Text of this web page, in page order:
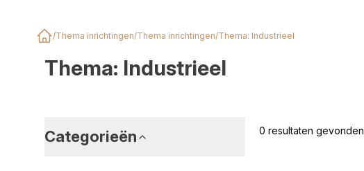
/Thema inrichtingen/Thema inrichtingen/Thema: Industrieel
Thema: Industrieel
Categorieën 0 resultaten gevonden